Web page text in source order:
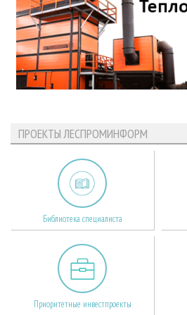
ПРОЕКТЫ ЛЕСПРОМИНФОРМ
Библиотека специалиста
Приоритетные инвестпроекты